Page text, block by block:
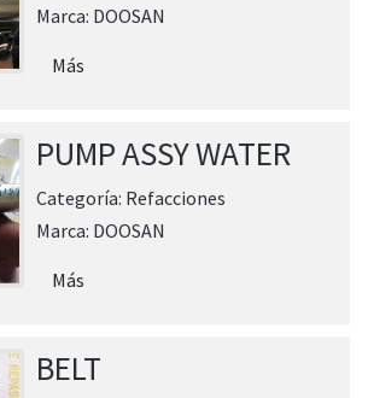
Marca: DOOSAN
Más
PUMP ASSY WATER
Categoría: Refacciones
Marca: DOOSAN
Más
BELT